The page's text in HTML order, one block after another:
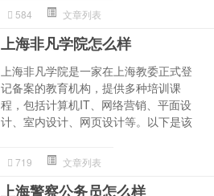
584 文章列表
上海非凡学院怎么样
上海非凡学院是一家在上海教委正式登
记备案的教育机构，提供多种培训课
程，包括计算机IT、网络营销、平面设
计、室内设计、网页设计等。以下是该
719 文章列表
上海警察公务员怎么样